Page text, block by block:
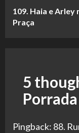
109. Haia e Arley
Praça
5
Pingback: 88.